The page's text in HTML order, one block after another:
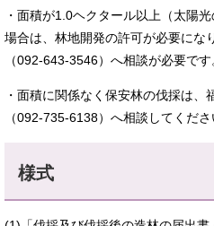
・面積が1.0ヘクタール以上（太陽
場合は、林地開発の許可が必要にな
（092-643-3546）へ相談が必要です
・面積に関係なく保安林の伐採は
（092-735-6138）へ相談してくださ
様式